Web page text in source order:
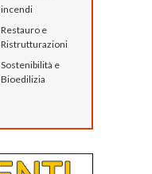
incendi
Restauro e
Ristrutturazioni
Sostenibilità e
Bioedilizia